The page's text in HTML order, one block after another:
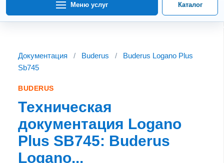
Меню услуг Каталог
Документация / Buderus /
Buderus Logano Plus
Sb745
BUDERUS
Техническая
документация Logano
Plus SB745: Buderus
Logano...